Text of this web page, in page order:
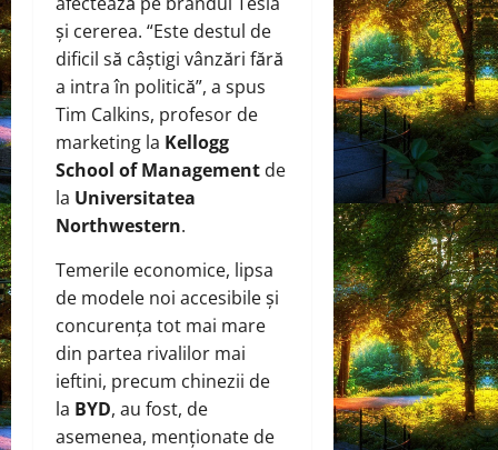
și cererea. “Este destul de
dificil să câștigi vânzări fără
a intra în politică”, a spus
Tim Calkins, profesor de
marketing la Kellogg
School of Management de
la Universitatea
Northwestern.
Temerile economice, lipsa
de modele noi accesibile și
concurența tot mai mare
din partea rivalilor mai
ieftini, precum chinezii de
la BYD, au fost, de
asemenea, menționate de